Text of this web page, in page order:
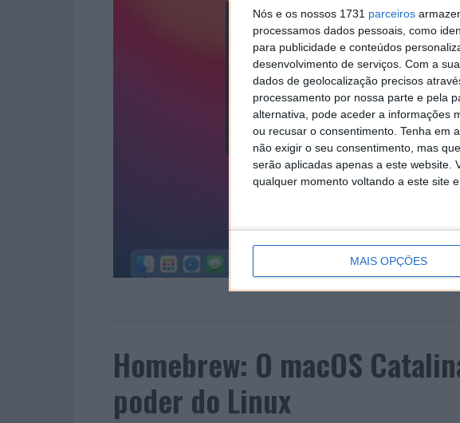
Nós e os nossos 1731 parceiros
processamos dados pessoais, como
para publicidade e conteúdos
desenvolvimento de serviços. Com a
dados de geolocalização precisos
processamento por nossa parte e pela
alternativa, pode aceder a informações
ou recusar o consentimento. Tenha em
não exigir o seu consentimento, mas
serão aplicadas apenas a este website.
qualquer momento voltando a este site
MAIS OPÇÕES
Homebrew: O macOS
poder do Linux